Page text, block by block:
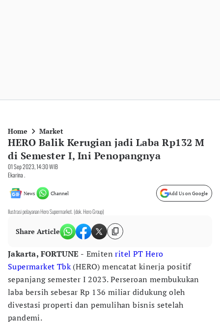
Home Market
HERO Balik Kerugian jadi Laba Rp132 M
di Semester I, Ini Penopangnya
01 Sep 2023, 14:30 WIB
Ekarina .
News Channel Add Us on Google
Ilustrasi pelayanan Hero Supermarket. (dok. Hero Group)
Share Article
Jakarta, FORTUNE - Emitenritel PT Hero
Supermarket Tbk(HERO) mencatat kinerja positif
sepanjang semester I 2023. Perseroan membukukan
laba bersih sebesar Rp 136 miliar didukung oleh
divestasi properti dan pemulihan bisnis setelah
pandemi.